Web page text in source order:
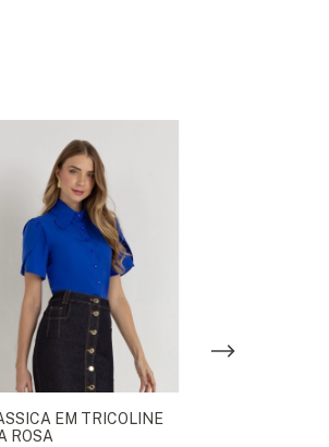
EM TRICOLINE
ROSA